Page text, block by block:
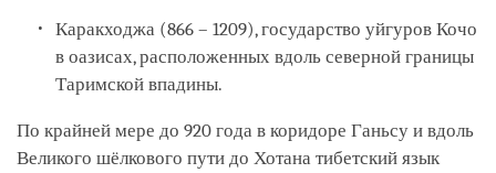
Каракходжа (866 – 1209), государство уйгуров Кочо
в оазисах, расположенных вдоль северной границы
Таримской впадины.
По крайней мере до 920 года в коридоре Ганьсу и вдоль
Великого шёлкового пути до Хотана тибетский язык